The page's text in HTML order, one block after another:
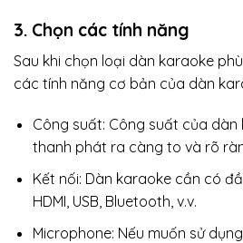
3. Chọn các tính năng
Sau khi chọn loại dàn karaoke
các tính năng cơ bản của dàn
Công suất: Công suất của
thanh phát ra càng to và rõ
Kết nối: Dàn karaoke cần có
HDMI, USB, Bluetooth, v.v.
Microphone: Nếu muốn sử